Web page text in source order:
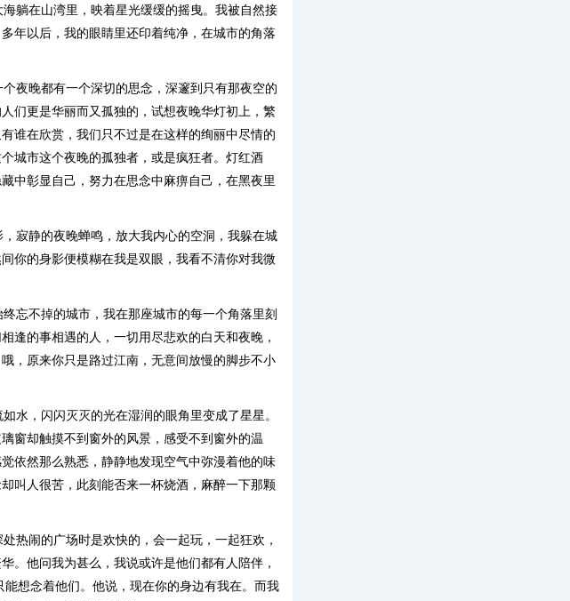
躺在山湾里，映着星光缓缓的摇曳。我被自然接
年以后，我的眼睛里还印着纯净，在城市的角落
夜晚都有一个深切的思念，深邃到只有那夜空的
们更是华丽而又孤独的，试想夜晚华灯初上，繁
谁在欣赏，我们只不过是在这样的绚丽中尽情的
城市这个夜晚的孤独者，或是疯狂者。灯红酒
中彰显自己，努力在思念中麻痹自己，在黑夜里
寂静的夜晚蝉鸣，放大我内心的空洞，我躲在城
你的身影便模糊在我是双眼，我看不清你对我微
忘不掉的城市，我在那座城市的每一个角落里刻
逢的事相遇的人，一切用尽悲欢的白天和夜晚，
，原来你只是路过江南，无意间放慢的脚步不小
水，闪闪灭灭的光在湿润的眼角里变成了星星。
窗却触摸不到窗外的风景，感受不到窗外的温
依然那么熟悉，静静地发现空气中弥漫着他的味
叫人很苦，此刻能否来一杯烧酒，麻醉一下那颗
热闹的广场时是欢快的，会一起玩，一起狂欢，
。他问我为甚么，我说或许是他们都有人陪伴，
想念着他们。他说，现在你的身边有我在。而我